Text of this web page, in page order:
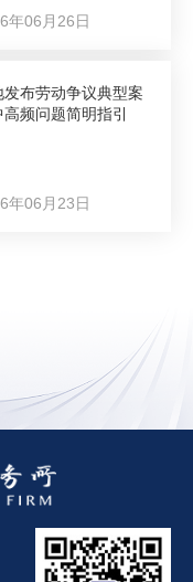
年06月26日
发布劳动争议典型案
高频问题简明指引
年06月23日